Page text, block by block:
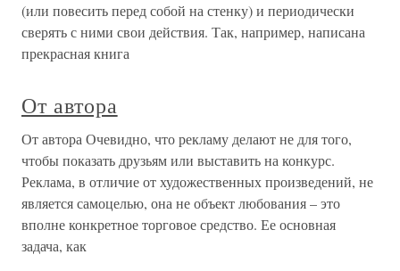
(или повесить перед собой на стенку) и периодически
сверять с ними свои действия. Так, например, написана
прекрасная книга
От автора
От автора Очевидно, что рекламу делают не для того,
чтобы показать друзьям или выставить на конкурс.
Реклама, в отличие от художественных произведений, не
является самоцелью, она не объект любования – это
вполне конкретное торговое средство. Ее основная
задача, как